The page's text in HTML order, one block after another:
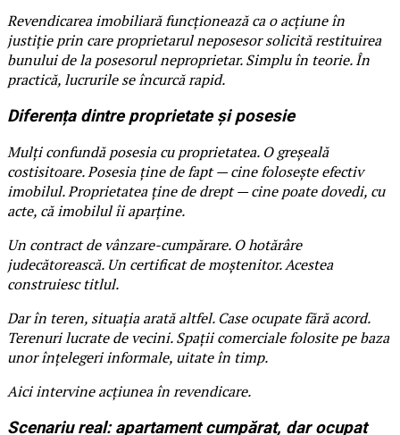
Revendicarea imobiliară funcționează ca o acțiune în
justiție prin care proprietarul neposesor solicită restituirea
bunului de la posesorul neproprietar. Simplu în teorie. În
practică, lucrurile se încurcă rapid.
Diferența dintre proprietate și posesie
Mulți confundă posesia cu proprietatea. O greșeală
costisitoare. Posesia ține de fapt — cine folosește efectiv
imobilul. Proprietatea ține de drept — cine poate dovedi, cu
acte, că imobilul îi aparține.
Un contract de vânzare-cumpărare. O hotărâre
judecătorească. Un certificat de moștenitor. Acestea
construiesc titlul.
Dar în teren, situația arată altfel. Case ocupate fără acord.
Terenuri lucrate de vecini. Spații comerciale folosite pe baza
unor înțelegeri informale, uitate în timp.
Aici intervine acțiunea în revendicare.
Scenariu real: apartament cumpărat, dar ocupat